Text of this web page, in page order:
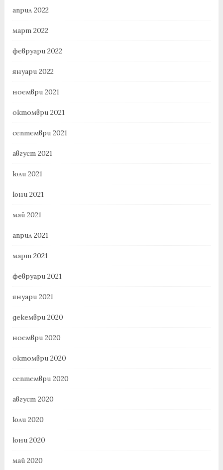
април 2022
март 2022
февруари 2022
януари 2022
ноември 2021
октомври 2021
септември 2021
август 2021
юли 2021
юни 2021
май 2021
април 2021
март 2021
февруари 2021
януари 2021
декември 2020
ноември 2020
октомври 2020
септември 2020
август 2020
юли 2020
юни 2020
май 2020